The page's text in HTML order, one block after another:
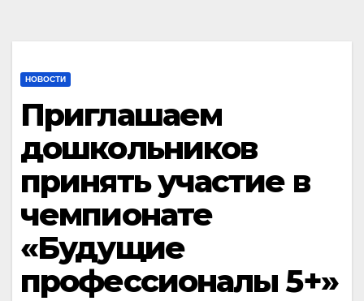
НОВОСТИ
Приглашаем
дошкольников
принять участие в
чемпионате
«Будущие
профессионалы 5+»